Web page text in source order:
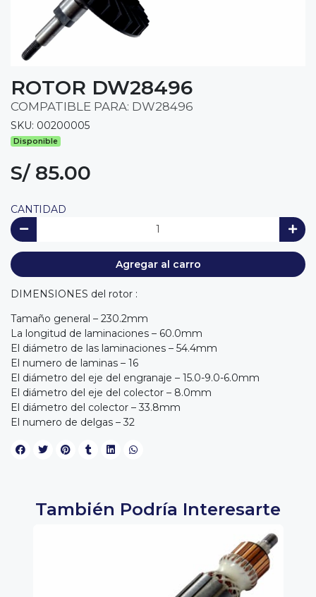
ROTOR DW28496
COMPATIBLE PARA: DW28496
SKU: 00200005
Disponible
S/ 85.00
CANTIDAD
Agregar al carro
DIMENSIONES del rotor :
Tamaño general – 230.2mm
La longitud de laminaciones – 60.0mm
El diámetro de las laminaciones – 54.4mm
El numero de laminas – 16
El diámetro del eje del engranaje – 15.0-9.0-6.0mm
El diámetro del eje del colector – 8.0mm
El diámetro del colector – 33.8mm
El numero de delgas – 32
También Podría Interesarte